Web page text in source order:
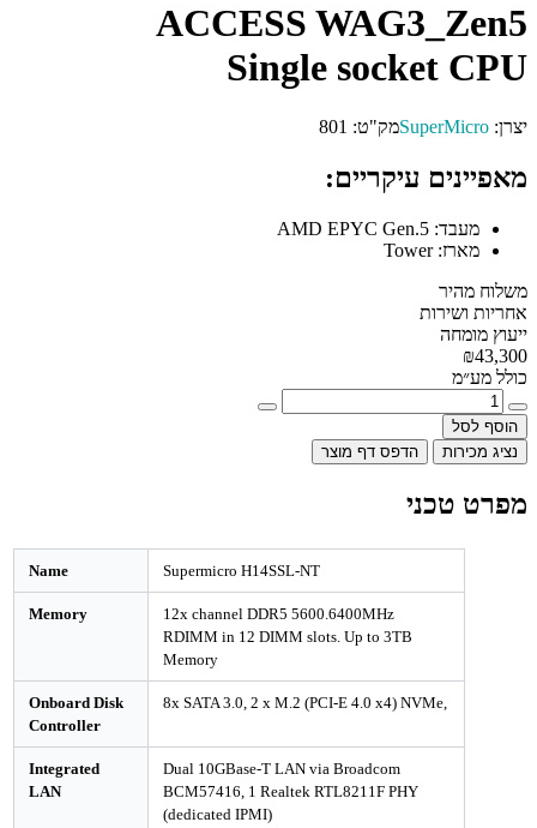
ACCESS
Single socket
מק"ט:801
עיקריים:
הדפס דף מוצר
Supermicro H14SSL-NT
12x channel DDR5 5600.6400MHz
RDIMM in 12 DIMM slots. Up to 3TB
Onboard Disk
8x SATA 3.0, 2 x M.2 (PCI-E 4.0 x4) NVMe,
Integrated
Dual 10GBase-T LAN via Broadcom
BCM57416, 1 Realtek RTL8211F PHY
(dedicated IPMI)